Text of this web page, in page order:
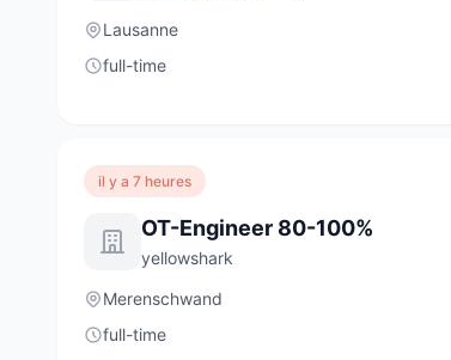
Lausanne
full-time
il y a 7 heures
OT-Engineer 80-100%
yellowshark
Merenschwand
full-time